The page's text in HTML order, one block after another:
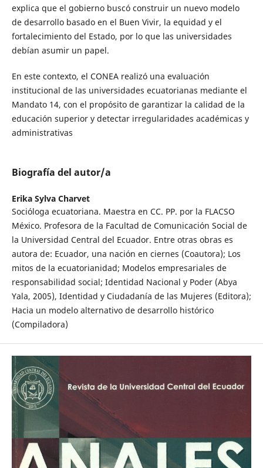
explica que el gobierno buscó construir un nuevo modelo
de desarrollo basado en el Buen Vivir, la equidad y el
fortalecimiento del Estado, por lo que las universidades
debían asumir un papel.
En este contexto, el CONEA realizó una evaluación
institucional de las universidades ecuatorianas mediante el
Mandato 14, con el propósito de garantizar la calidad de la
educación superior y detectar irregularidades académicas y
administrativas
Biografía del autor/a
Erika Sylva Charvet
Socióloga ecuatoriana. Maestra en CC. PP. por la FLACSO
México. Profesora de la Facultad de Comunicación Social de
la Universidad Central del Ecuador. Entre otras obras es
autora de: Ecuador, una nación en ciernes (Coautora); Los
mitos de la ecuatorianidad; Modelos empresariales de
responsabilidad social; Identidad Nacional y Poder (Abya
Yala, 2005), Identidad y Ciudadanía de las Mujeres (Editora);
Hacia un modelo alternativo de desarrollo histórico
(Compiladora)